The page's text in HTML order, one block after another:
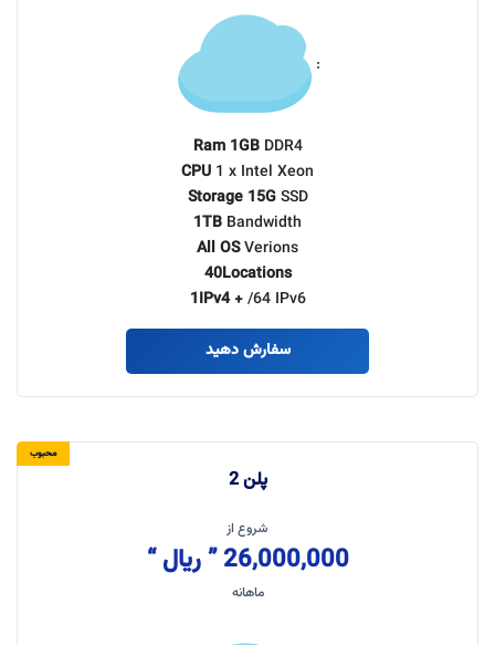
:
Ram 1GB DDR4
CPU 1 x Intel Xeon
Storage 15GSSD
1TB Bandwidth
All OSVerions
40Locations
1IPv4 +/64 IPv6
سفارش دهید
محبوب
پلن 2
شروع از
26,000,000 ” ریال “
ماهانه